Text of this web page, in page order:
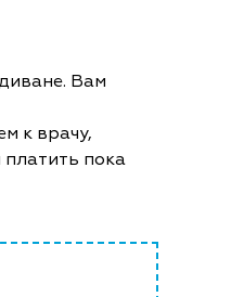
Вам
к врачу,
пока